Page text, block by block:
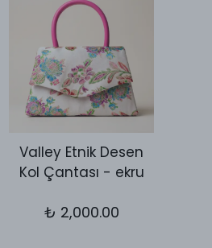
Valley Etnik Desen
Kol Çantası - ekru
₺ 2,000.00